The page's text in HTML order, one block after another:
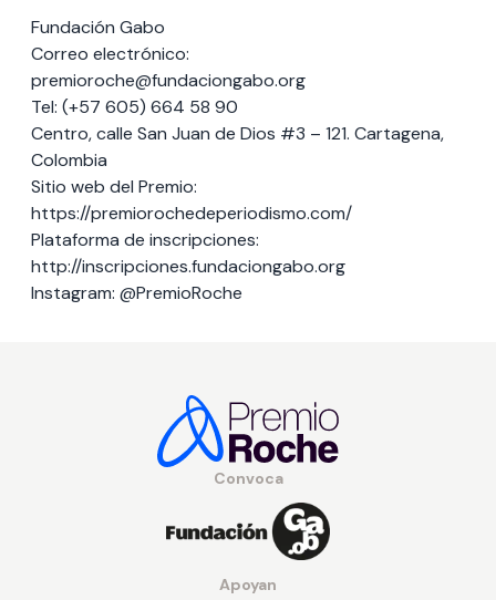
Fundación Gabo
Correo electrónico:
premioroche@fundaciongabo.org
Tel: (+57 605) 664 58 90
Centro, calle San Juan de Dios #3 – 121. Cartagena,
Colombia
Sitio web del Premio:
https://premiorochedeperiodismo.com/
Plataforma de inscripciones:
http://inscripciones.fundaciongabo.org
Instagram: @PremioRoche
Convoca
Apoyan